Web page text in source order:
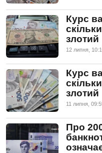
Курс
злотий
12 липня,
Курс
злотий
11 липня,
Про